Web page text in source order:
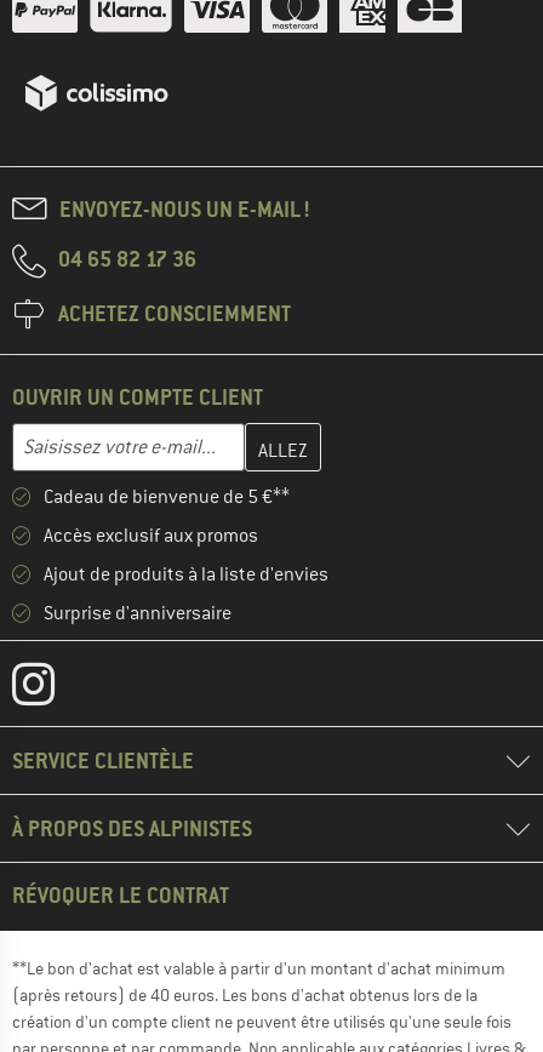
ENVOYEZ-NOUS UN E-MAIL !
04 65 82 17 36
ACHETEZ CONSCIEMMENT
OUVRIR UN COMPTE CLIENT
Adresse e-mail
Entrez votre adresse e-mail ici et créez votre compte client à la
Cadeau de bienvenue de 5 €**
Accès exclusif aux promos
Ajout de produits à la liste d'envies
Surprise d'anniversaire
SERVICE CLIENTÈLE
À PROPOS DES ALPINISTES
RÉVOQUER LE CONTRAT
**Le bon d'achat est valable à partir d'un montant d'achat minimum
(après retours) de 40 euros. Les bons d'achat obtenus lors de la
création d'un compte client ne peuvent être utilisés qu'une seule fois